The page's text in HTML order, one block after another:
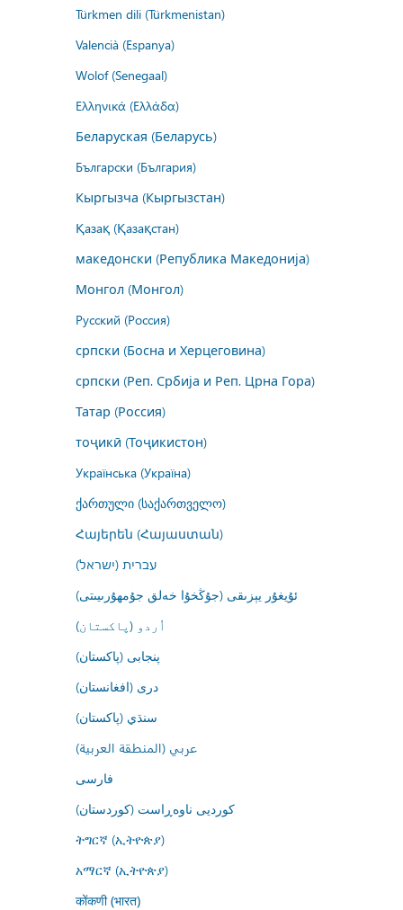
Türkmen dili (Türkmenistan)
Valencià (Espanya)
Wolof (Senegaal)
Ελληνικά (Ελλάδα)
Беларуская (Беларусь)
Български (България)
Кыргызча (Кыргызстан)
Қазақ (Қазақстан)
македонски (Република Македонија)
Монгол (Монгол)
Русский (Россия)
српски (Босна и Херцеговина)
српски (Реп. Србија и Реп. Црна Гора)
Татар (Россия)
тоҷикӣ (Тоҷикистон)
Українська (Україна)
ქართული (საქართველო)
Հայերեն (Հայաստան)
עברית (ישראל)
ئۇيغۇر يېزىقى (جۇڭخۇا خەلق جۇمھۇرىيىتى)
اُردو (پاکستان)
پنجابی (پاکستان)
درى (افغانستان)
سنڌي (پاکستان)
عربي (المنطقة العربية)
فارسى
کوردیی ناوەڕاست (کوردستان)
ትግርኛ (ኢትዮጵያ)
አማርኛ (ኢትዮጵያ)
कोंकणी (भारत)